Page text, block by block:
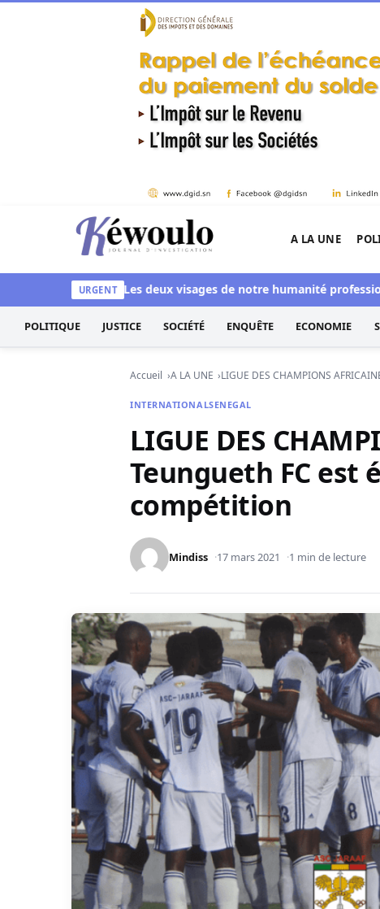
Aller au contenu
Kéwoulo, le premier site d'information et
A LA UNE
URGENT
Les deux visages de notre humanité
POLITIQUE JUSTICE SOCIÉTÉ ENQUÊTE ECONOMIE
Accueil A LA UNE LIGUE DES CHAMPIONS
INTERNATIONALSENEGAL
LIGUE DES
Teungueth FC est
compétition
Mindiss 17 mars 2021 1 min de lecture